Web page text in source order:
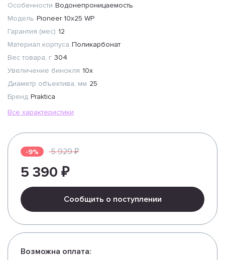
Особенности Водонепроницаемость
Модель Pioneer 10x25 WP
Гарантия (мес) 12
Материал корпуса Поликарбонат
Вес товара, г 304
Увеличение бинокля 10x
Диаметр объектива, мм 25
Бренд Praktica
Все характеристики
-9% 5 929 ₽
5 390 ₽
Сообщить о поступлении
Возможна оплата: